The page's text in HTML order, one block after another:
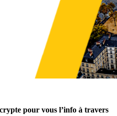
pour vous l’info à travers